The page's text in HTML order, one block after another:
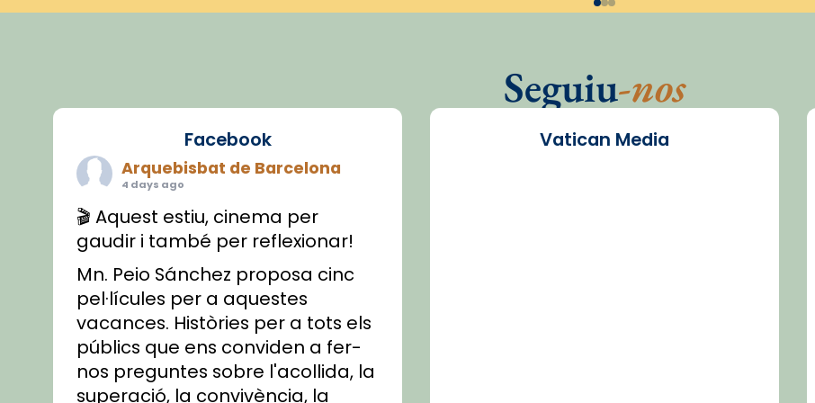
Seguiu-nos
Facebook
Arquebisbat de Barcelona
4 days ago
🎬 Aquest estiu, cinema per
gaudir i també per reflexionar!
Mn. Peio Sánchez proposa cinc
pel·lícules per a aquestes
vacances. Històries per a tots els
públics que ens conviden a fer-
nos preguntes sobre l'acollida, la
superació, la convivència, la
Vatican Media